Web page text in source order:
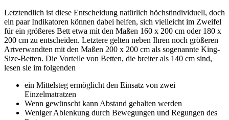
Letztendlich ist diese Entscheidung natürlich höchstindividuell, doch
ein paar Indikatoren können dabei helfen, sich vielleicht im Zweifel
für ein größeres Bett etwa mit den Maßen 160 x 200 cm oder 180 x
200 cm zu entscheiden. Letztere gelten neben Ihren noch größeren
Artverwandten mit den Maßen 200 x 200 cm als sogenannte King-
Size-Betten. Die Vorteile von Betten, die breiter als 140 cm sind,
lesen sie im folgenden
ein Mittelsteg ermöglicht den Einsatz von zwei
Einzelmatratzen
Wenn gewünscht kann Abstand gehalten werden
Weniger Ablenkung durch Bewegungen und Regungen des